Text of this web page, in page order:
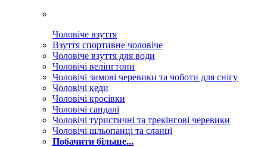
Чоловіче взуття
Взуття спортивне чоловіче
Чоловіче взуття для води
Чоловічі велінгтони
Чоловічі зимові черевики та чоботи для снігу
Чоловічі кеди
Чоловічі кросівки
Чоловічі сандалі
Чоловічі туристичні та трекінгові черевики
Чоловічі шльопанці та сланці
Побачити більше...